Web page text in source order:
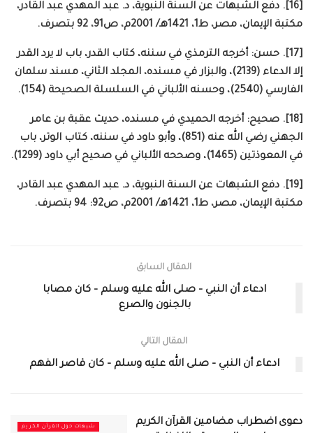
[16]. دفع الشبهات عن السنة النبوية، د. عبد المهدي عبد القادر،
مكتبة الإيمان، مصر، ط1، 1421هـ/ 2001م، ص91، 92 بتصرف.
[17]. حسن: أخرجه الترمذي في سننه، كتاب القدر، باب لا يرد القدر
إلا الدعاء (2139)، والبزار في مسنده، المجلد الثاني، مسند سلمان
الفارسي (2540)، وحسنه الألباني في السلسلة الصحيحة (154).
[18]. صحيح: أخرجه الحميدي في مسنده، حديث عقبة بن عامر
الجهني رضي الله عنه (851)، وأبو داود في سننه، كتاب الوتر، باب
في المعوذتين (1465)، وصححه الألباني في صحيح أبي داود (1299).
[19]. دفع الشبهات عن السنة النبوية، د. عبد المهدي عبد القادر،
مكتبة الإيمان، مصر، ط1، 1421هـ/ 2001م، ص92: 94 بتصرف.
المقال السابق
ادعاء أن النبي – صلى الله عليه وسلم – كان مصابا
بالجنون والصرع
المقال التالي
ادعاء أن النبي – صلى الله عليه وسلم – كان قاصر الفهم
شبهات حول القرآن الكريم
دعوى اضطراب مضامين القرآن الكريم